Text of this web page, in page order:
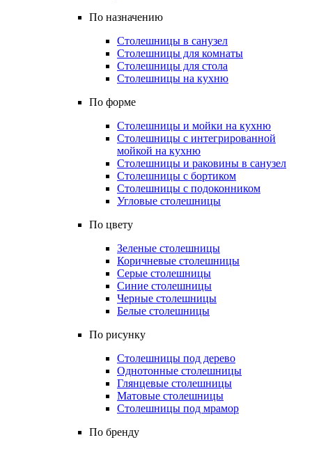
По назначению
Столешницы в санузел
Столешницы для комнаты
Столешницы для стола
Столешницы на кухню
По форме
Столешницы и мойки на кухню
Столешницы с интегрированной
мойкой на кухню
Столешницы и раковины в санузел
Столешницы с бортиком
Столешницы с подоконником
Угловые столешницы
По цвету
Зеленые столешницы
Коричневые столешницы
Серые столешницы
Синие столешницы
Черные столешницы
Белые столешницы
По рисунку
Столешницы под дерево
Однотонные столешницы
Глянцевые столешницы
Матовые столешницы
Столешницы под мрамор
По бренду